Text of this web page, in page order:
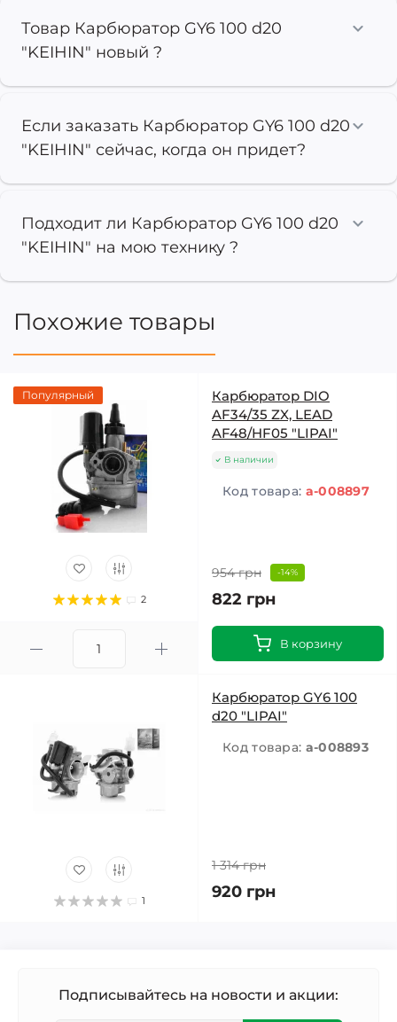
Товар Карбюратор GY6 100 d20
"KEIHIN" новый ?
Если заказать Карбюратор GY6 100 d20
"KEIHIN" сейчас, когда он придет?
Подходит ли Карбюратор GY6 100 d20
"KEIHIN" на мою технику ?
Похожие товары
Популярный
2
Карбюратор DIO
AF34/35 ZX, LEAD
AF48/HF05 "LIPAI"
В наличии
Код товара: a-008897
954 грн -14%
822 грн
В корзину
1
Карбюратор GY6 100
d20 "LIPAI"
Код товара: a-008893
1 314 грн
920 грн
Подписывайтесь на новости и акции: